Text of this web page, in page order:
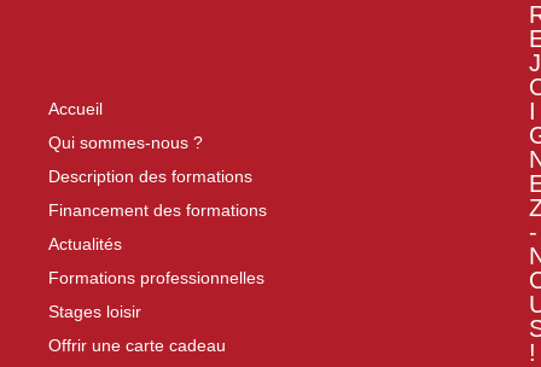
Accueil
Qui sommes-nous ?
Description des formations
Financement des formations
Actualités
Formations professionnelles
Stages loisir
Offrir une carte cadeau
J
I
-
!